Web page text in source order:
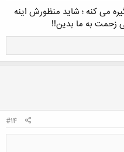
می کنه ؛ شاید منظورش اینه
زحمت به ما بدین!!
#14